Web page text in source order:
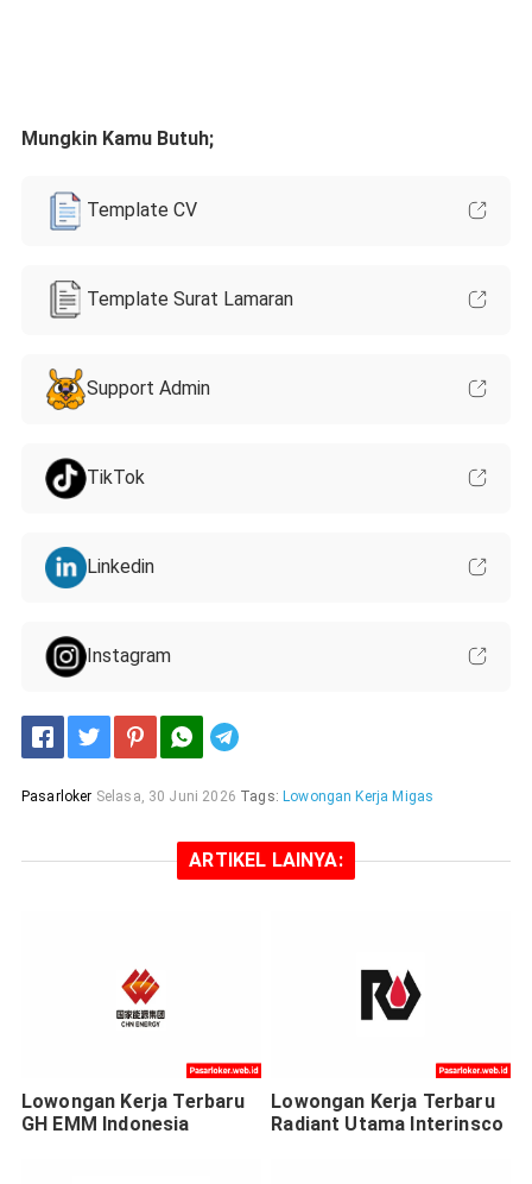
Mungkin Kamu Butuh;
Template CV
Template Surat Lamaran
Support Admin
TikTok
Linkedin
Instagram
Pasarloker Selasa, 30 Juni 2026 Tags:Lowongan Kerja Migas
ARTIKEL LAINYA:
Lowongan Kerja Terbaru
GH EMM Indonesia
Lowongan Kerja Terbaru
Radiant Utama Interinsco